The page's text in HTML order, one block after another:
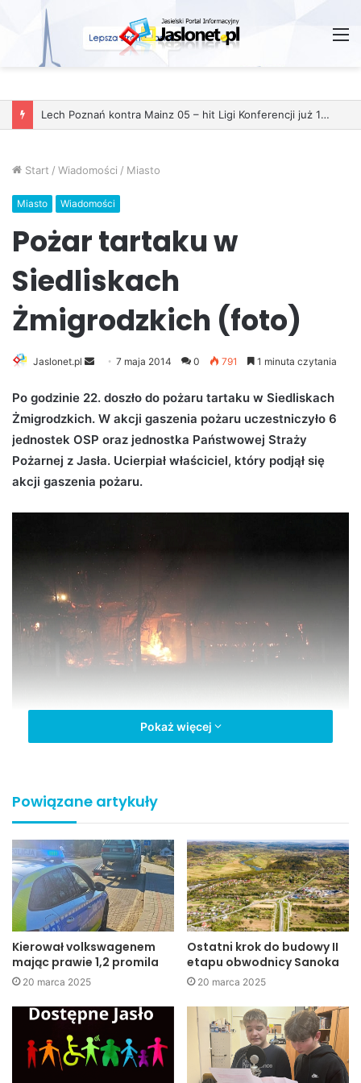
Lech Poznań kontra Mainz 05 – hit Ligi Konferencji już 11 grudnia
Start / Wiadomości / Miasto
Miasto Wiadomości
Pożar tartaku w
Siedliskach
Żmigrodzkich (foto)
Jaslonet.pl
n
d
a
n
e
a
7 maja 2014 0 791 1 minuta czytania
Po godzinie 22. doszło do pożaru tartaku w Siedliskach
Żmigrodzkich. W akcji gaszenia pożaru uczestniczyło 6
jednostek OSP oraz jednostka Państwowej Straży
Pożarnej z Jasła. Ucierpiał właściciel, który podjął się
akcji gaszenia pożaru.
Właściciel chcący gasić pożar ucierpiał doznał poparzenia
pierwsza na miejscu zdarzenia pojawiła się jednostka OSP
z Siedlisk Żmigrodzkich oraz Starego Żmigrodu. W akcji
ratowniczo-gaśniczej uczestniczyły także jednostki OSP
ze Skalnika, Łysej Góry oraz Nowego Żmigrodu.
Pokaż więcej
Powiązane artykuły
Kierował volkswagenem
mając prawie 1,2 promila
20 marca 2025
Ostatni krok do budowy II
etapu obwodnicy Sanoka
20 marca 2025